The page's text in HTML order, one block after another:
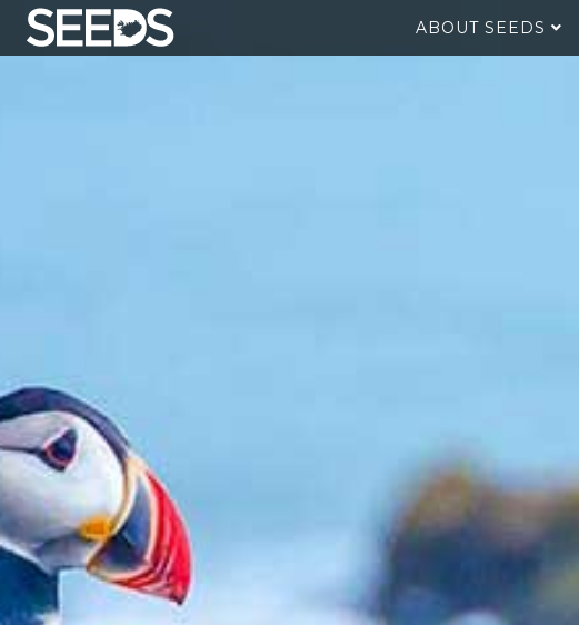
ABOUT SEEDS